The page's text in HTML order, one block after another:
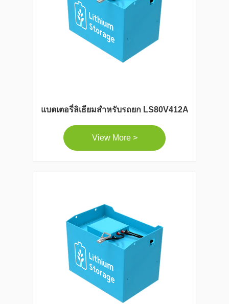
แบตเตอรี่ลิเธียมสำหรับรถยก LS80V412A
View More >